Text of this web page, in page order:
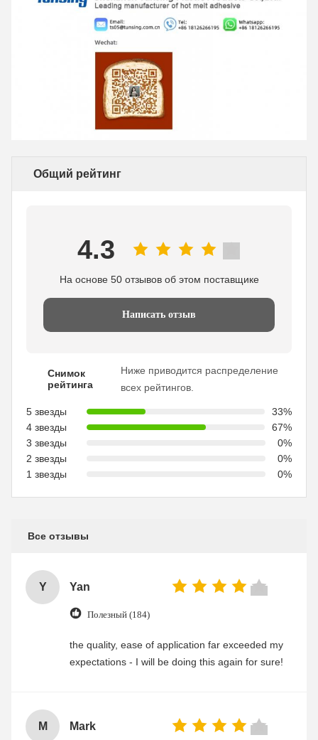
Общий рейтинг
4.3
На основе 50 отзывов об этом поставщике
Написать отзыв
Снимок
рейтинга
Ниже приводится распределение
всех рейтингов.
5 звезды
33%
4 звезды
67%
3 звезды
0%
2 звезды
0%
1 звезды
0%
Все отзывы
Y Yan
Полезный (184)
the quality, ease of application far exceeded my
expectations - I will be doing this again for sure!
M Mark